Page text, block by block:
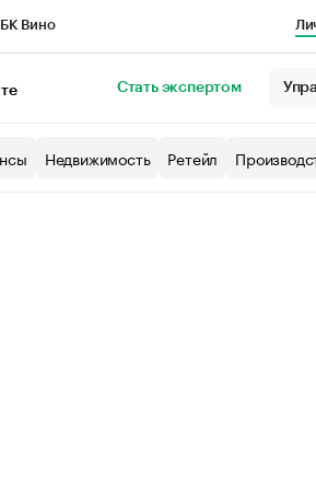
Вино
Стать экспертом
Недвижимость Ретейл